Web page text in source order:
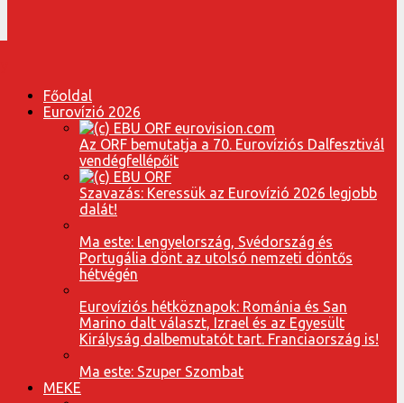
Főoldal
Eurovízió 2026
Az ORF bemutatja a 70. Eurovíziós Dalfesztivál
vendégfellépőit
Szavazás: Keressük az Eurovízió 2026 legjobb
dalát!
Ma este: Lengyelország, Svédország és
Portugália dönt az utolsó nemzeti döntős
hétvégén
Eurovíziós hétköznapok: Románia és San
Marino dalt választ, Izrael és az Egyesült
Királyság dalbemutatót tart. Franciaország is!
Ma este: Szuper Szombat
MEKE